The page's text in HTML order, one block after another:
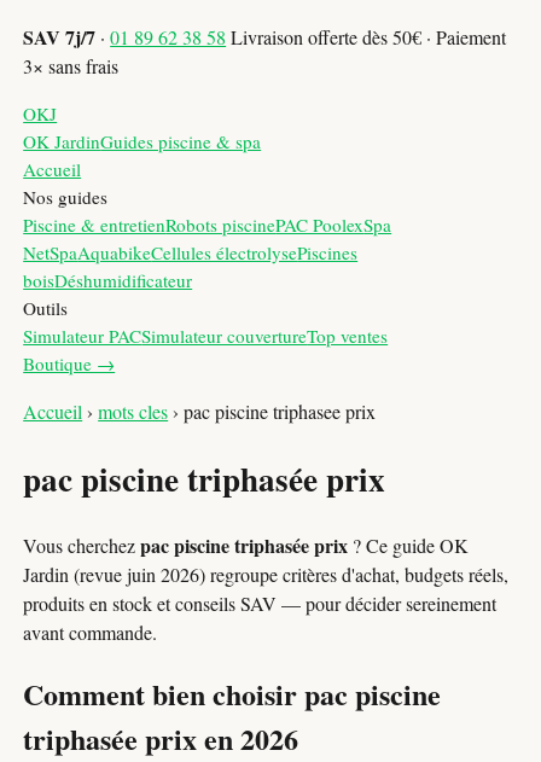
SAV 7j/7 ·01 89 62 38 58 Livraison offerte dès 50€ · Paiement
3× sans frais
OKJ
OK JardinGuides piscine & spa
Accueil
Nos guides
Piscine & entretienRobots piscinePAC PoolexSpa
NetSpaAquabikeCellules électrolysePiscines
boisDéshumidificateur
Outils
Simulateur PACSimulateur couvertureTop ventes
Boutique →
Accueil ›mots cles›pac piscine triphasee prix
pac piscine triphasée prix
Vous cherchezpac piscine triphasée prix ? Ce guide OK
Jardin (revue juin 2026) regroupe critères d'achat, budgets réels,
produits en stock et conseils SAV — pour décider sereinement
avant commande.
Comment bien choisir pac piscine
triphasée prix en 2026